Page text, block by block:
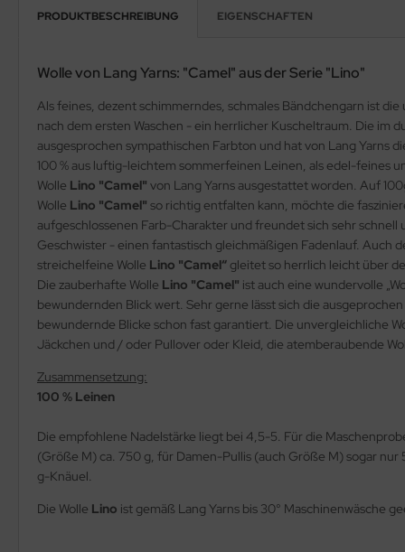
PRODUKTBESCHREIBUNG EIGENSCHAFTEN
Wolle von Lang Yarns: "Camel" aus der Serie "Lino"
Als feines, dezent schimmerndes, schmales Bändchengarn ist
nach dem ersten Waschen - ein herrlicher Kuscheltraum. Die im
ausgesprochen sympathischen Farbton und hat von Lang Yarns
100 % aus luftig-leichtem sommerfeinen Leinen, als edel-feines
Wolle Lino "Camel" von Lang Yarns ausgestattet worden. Auf
Wolle Lino "Camel" so richtig entfalten kann, möchte die
aufgeschlossenen Farb-Charakter und freundet sich sehr
Geschwister - einen fantastisch gleichmäßigen Fadenlauf. Auch
streichelfeine Wolle Lino "Camel“ gleitet so herrlich leicht über
Die zauberhafte Wolle Lino "Camel" ist auch eine wundervolle
bewundernden Blick wert. Sehr gerne lässt sich die
bewundernde Blicke schon fast garantiert. Die unvergleichliche
Jäckchen und / oder Pullover oder Kleid, die atemberaubende
Zusammensetzung:
100 % Leinen
Die empfohlene Nadelstärke liegt bei 4,5-5. Für die
(Größe M) ca. 750 g, für Damen-Pullis (auch Größe M) sogar
g-Knäuel.
Die Wolle Lino ist gemäß Lang Yarns bis 30° Maschinenwäsche